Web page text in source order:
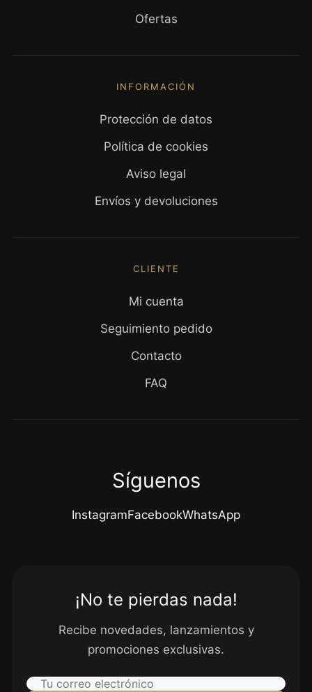
Ofertas
INFORMACIÓN
Protección de datos
Política de cookies
Aviso legal
Envíos y devoluciones
CLIENTE
Mi cuenta
Seguimiento pedido
Contacto
FAQ
Síguenos
InstagramFacebookWhatsApp
¡No te pierdas nada!
Recibe novedades, lanzamientos y
promociones exclusivas.